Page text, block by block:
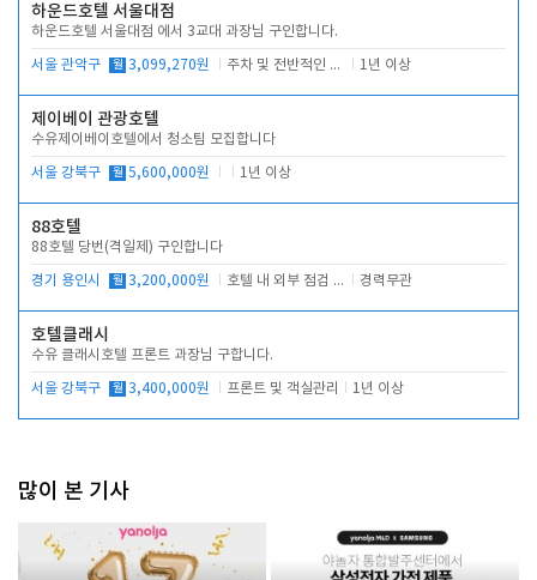
하운드호텔 서울대점
하운드호텔 서울대점 에서 3교대 과장님 구인합니다.
서울 관악구 월 3,099,270원 주차 및 전반적인 당번업무 1년 이상
제이베이 관광호텔
수유제이베이호텔에서 청소팀 모집합니다
서울 강북구 월 5,600,000원 1년 이상
88호텔
88호텔 당번(격일제) 구인합니다
경기 용인시 월 3,200,000원 호텔 내 외부 점검 및 프런트 운영 경력무관
호텔클래시
수유 클래시호텔 프론트 과장님 구합니다.
서울 강북구 월 3,400,000원 프론트 및 객실관리 1년 이상
많이 본 기사